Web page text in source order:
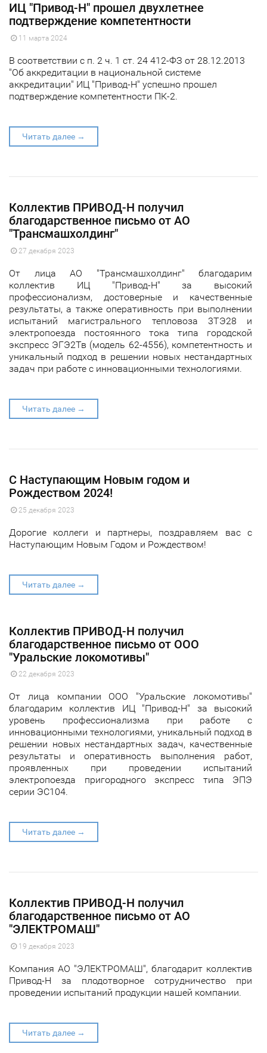
ИЦ "Привод-Н" прошел двухлетнее
подтверждение компетентности
11 марта 2024
В соответствии с п. 2 ч. 1 ст. 24 412-ФЗ от 28.12.2013
"Об аккредитации в национальной системе
аккредитации" ИЦ "Привод-Н" успешно прошел
подтверждение компетентности ПК-2.
Читать далее →
Коллектив ПРИВОД-Н получил
благодарственное письмо от АО
"Трансмашхолдинг"
27 декабря 2023
От лица АО "Трансмашхолдинг" благодарим
коллектив ИЦ "Привод-Н" за высокий
профессионализм, достоверные и качественные
результаты, а также оперативность при выполнении
испытаний магистрального тепловоза 3ТЭ28 и
электропоезда постоянного тока типа городской
экспресс ЭГЭ2Тв (модель 62-4556), компетентность и
уникальный подход в решении новых нестандартных
задач при работе с инновационными технологиями.
Читать далее →
С Наступающим Новым годом и
Рождеством 2024!
25 декабря 2023
Дорогие коллеги и партнеры, поздравляем вас с
Наступающим Новым Годом и Рождеством!
Читать далее →
Коллектив ПРИВОД-Н получил
благодарственное письмо от ООО
"Уральские локомотивы"
22 декабря 2023
От лица компании ООО "Уральские локомотивы"
благодарим коллектив ИЦ "Привод-Н" за высокий
уровень профессионализма при работе с
инновационными технологиями, уникальный подход в
решении новых нестандартных задач, качественные
результаты и оперативность выполнения работ,
проявленных при проведении испытаний
электропоезда пригородного экспресс типа ЭПЭ
серии ЭС104.
Читать далее →
Коллектив ПРИВОД-Н получил
благодарственное письмо от АО
"ЭЛЕКТРОМАШ"
19 декабря 2023
Компания АО "ЭЛЕКТРОМАШ", благодарит коллектив
Привод-Н за плодотворное сотрудничество при
проведении испытаний продукции нашей компании.
Читать далее →